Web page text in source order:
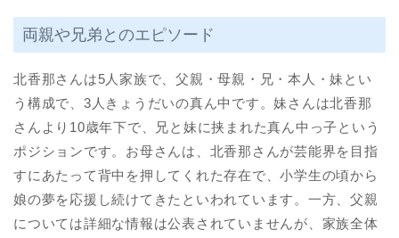
両親や兄弟とのエピソード
北香那さんは5人家族で、父親・母親・兄・本人・妹とい
う構成で、3人きょうだいの真ん中です。妹さんは北香那
さんより10歳年下で、兄と妹に挟まれた真ん中っ子という
ポジションです。お母さんは、北香那さんが芸能界を目指
すにあたって背中を押してくれた存在で、小学生の頃から
娘の夢を応援し続けてきたといわれています。一方、父親
については詳細な情報は公表されていませんが、家族全体